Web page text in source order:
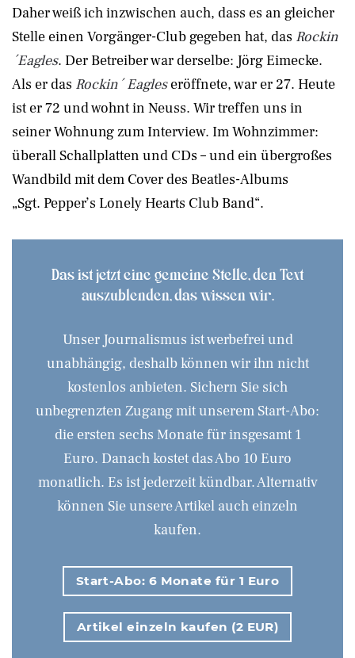
Daher weiß ich inzwischen auch, dass es an gleicher
Stelle einen Vorgänger-Club gegeben hat, das Rockin
´Eagles. Der Betreiber war derselbe: Jörg Eimecke.
Als er das Rockin´ Eagleseröffnete, war er 27. Heute
ist er 72 und wohnt in Neuss. Wir treffen uns in
seiner Wohnung zum Interview. Im Wohnzimmer:
überall Schallplatten und CDs – und ein übergroßes
Wandbild mit dem Cover des Beatles-Albums
„Sgt. Pepper’s Lonely Hearts Club Band“.
Das ist jetzt eine gemeine Stelle, den Text
auszublenden, das wissen wir.
Unser Journalismus ist werbefrei und
unabhängig, deshalb können wir ihn nicht
kostenlos anbieten. Sichern Sie sich
unbegrenzten Zugang mit unserem Start-Abo:
die ersten sechs Monate für insgesamt 1
Euro. Danach kostet das Abo 10 Euro
monatlich. Es ist jederzeit kündbar. Alternativ
können Sie unsere Artikel auch einzeln
kaufen.
Start-Abo: 6 Monate für 1 Euro
Artikel einzeln kaufen (2 EUR)